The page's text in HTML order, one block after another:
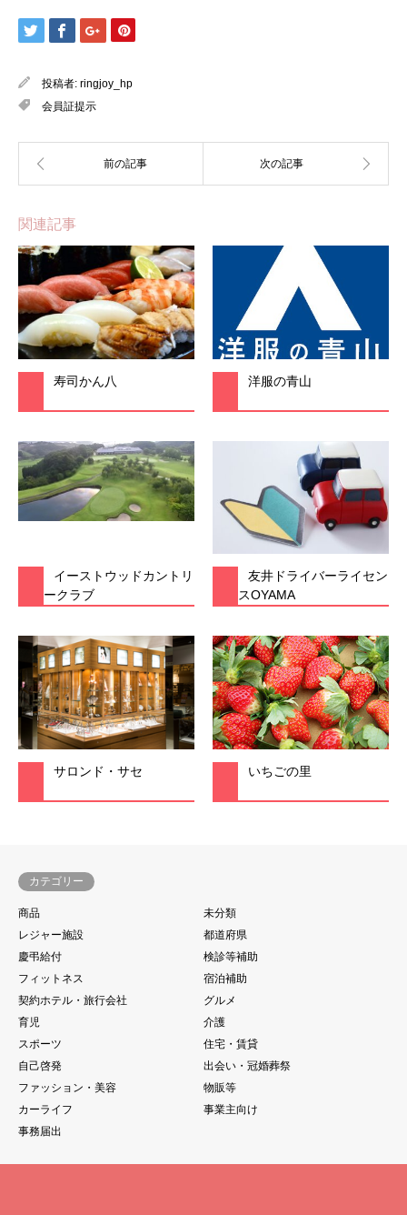
投稿者: ringjoy_hp
会員証提示
関連記事
寿司かん八 洋服の青山
イーストウッドカントリ
ークラブ
友井ドライバーライセン
スOYAMA
サロンド・サセ いちごの里
カテゴリー
商品
未分類
レジャー施設
都道府県
慶弔給付
検診等補助
フィットネス
宿泊補助
契約ホテル・旅行会社
グルメ
育児
介護
スポーツ
住宅・賃貸
自己啓発
出会い・冠婚葬祭
ファッション・美容
物販等
カーライフ
事業主向け
事務届出